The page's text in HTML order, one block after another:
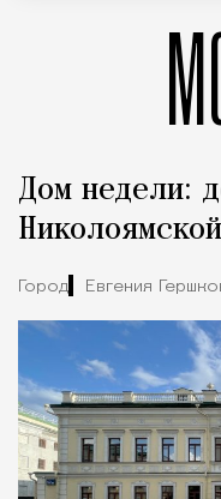
Дом недели:
Николоямской
Город Евгения